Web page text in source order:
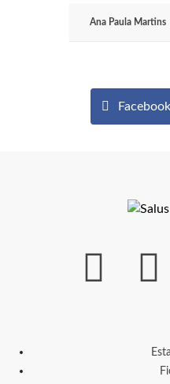
Ana Paula Martins
Facebook